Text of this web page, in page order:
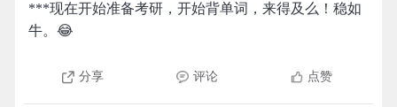
***现在开始准备考研，开始背单词，来得及么！稳如
牛。😂
分享 评论 点赞